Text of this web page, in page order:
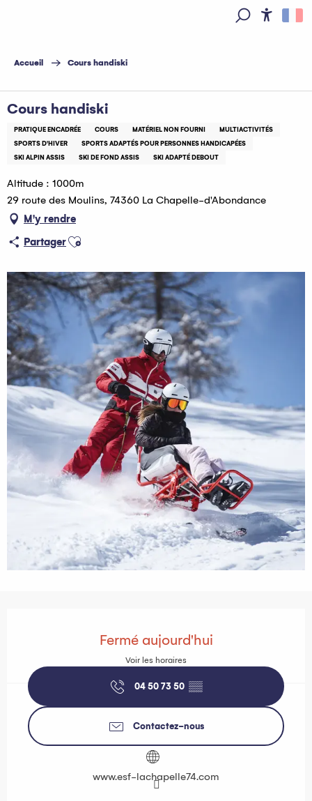
principal
Accueil Cours handiski
Cours handiski
PRATIQUE ENCADRÉE COURS MATÉRIEL NON FOURNI
MULTIACTIVITÉS
SPORTS D'HIVER
SPORTS ADAPTÉS POUR PERSONNES HANDICAPÉES
SKI ALPIN ASSIS
SKI DE FOND ASSIS SKI ADAPTÉ DEBOUT
Altitude : 1000m
29 route des Moulins, 74360 La Chapelle-d'Abondance
M'y rendre
PartagerAjouter aux favoris
Fermé aujourd'hui
Voir les horaires
04 50 73 50 ▒▒
Contactez-nous
www.esf-lachapelle74.com